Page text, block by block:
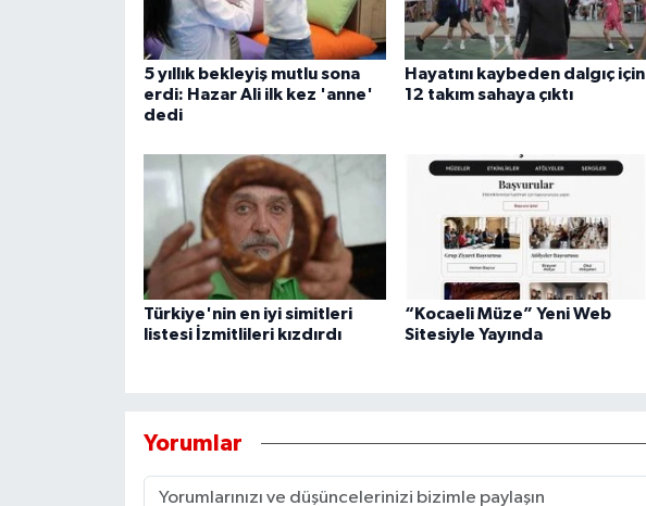
5 yıllık bekleyiş mutlu sona
erdi: Hazar Ali ilk kez 'anne'
dedi
Hayatını kaybeden dalgıç için
12 takım sahaya çıktı
Türkiye'nin en iyi simitleri
listesi İzmitlileri kızdırdı
“Kocaeli Müze” Yeni Web
Sitesiyle Yayında
Yorumlar